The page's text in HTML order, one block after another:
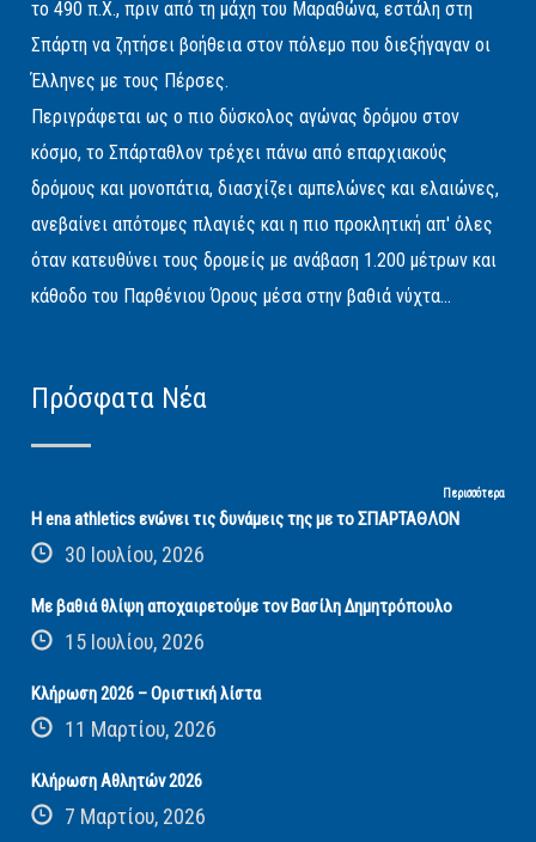
το 490 π.Χ., πριν από τη μάχη του Μαραθώνα, εστάλη στη
Σπάρτη να ζητήσει βοήθεια στον πόλεμο που διεξήγαγαν οι
Έλληνες με τους Πέρσες.
Περιγράφεται ως ο πιο δύσκολος αγώνας δρόμου στον
κόσμο, το Σπάρταθλον τρέχει πάνω από επαρχιακούς
δρόμους και μονοπάτια, διασχίζει αμπελώνες και ελαιώνες,
ανεβαίνει απότομες πλαγιές και η πιο προκλητική απ' όλες
όταν κατευθύνει τους δρομείς με ανάβαση 1.200 μέτρων και
κάθοδο του Παρθένιου Όρους μέσα στην βαθιά νύχτα...
Πρόσφατα Νέα
Περισσότερα
Η ena athletics ενώνει τις δυνάμεις της με το ΣΠΑΡΤΑΘΛΟΝ
30 Ιουλίου, 2026
Με βαθιά θλίψη αποχαιρετούμε τον Βασίλη Δημητρόπουλο
15 Ιουλίου, 2026
Κλήρωση 2026 – Οριστική λίστα
11 Μαρτίου, 2026
Κλήρωση Αθλητών 2026
7 Μαρτίου, 2026